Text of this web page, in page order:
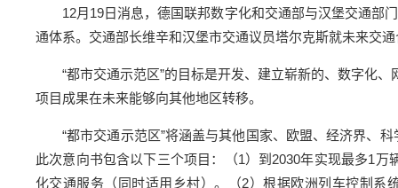
12月19日消息，德国联邦数字化和交通部与汉堡交通部
通体系。交通部长维辛和汉堡市交通议员塔尔克斯就未来交
“都市交通示范区”的目标是开发、建立崭新的、数字化
项目成果在未来能够向其他地区转移。
“都市交通示范区”将涵盖与其他国家、欧盟、经济界、
此次意向书包含以下三个项目：（1）到2030年实现最多1
化交通服务（同时适用乡村）。（2）根据欧洲列车控制系